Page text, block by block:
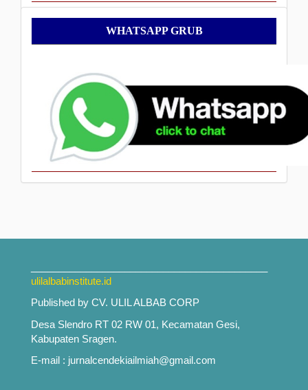
WhatsApp
Grub
WHATSAPP GRUB
ulilalbabinstitute.id
Published by CV. ULIL ALBAB CORP
Desa Slendro RT 02 RW 01, Kecamatan Gesi,
Kabupaten Sragen.
E-mail : jurnalcendekiailmiah@gmail.com